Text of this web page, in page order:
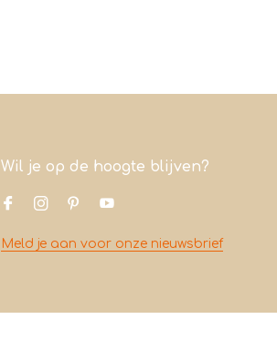
Wil je op de hoogte blijven?
Meld je aan voor onze nieuwsbrief